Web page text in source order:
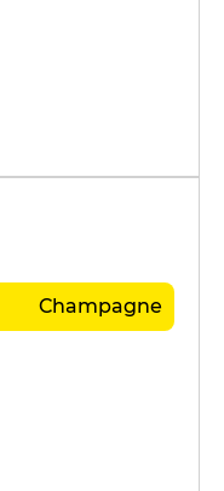
Champagne